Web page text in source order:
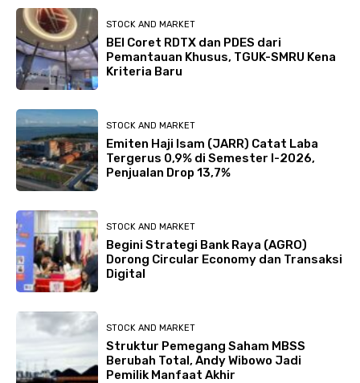
STOCK AND MARKET
BEI Coret RDTX dan PDES dari
Pemantauan Khusus, TGUK-SMRU Kena
Kriteria Baru
STOCK AND MARKET
Emiten Haji Isam (JARR) Catat Laba
Tergerus 0,9% di Semester I-2026,
Penjualan Drop 13,7%
STOCK AND MARKET
Begini Strategi Bank Raya (AGRO)
Dorong Circular Economy dan Transaksi
Digital
STOCK AND MARKET
Struktur Pemegang Saham MBSS
Berubah Total, Andy Wibowo Jadi
Pemilik Manfaat Akhir